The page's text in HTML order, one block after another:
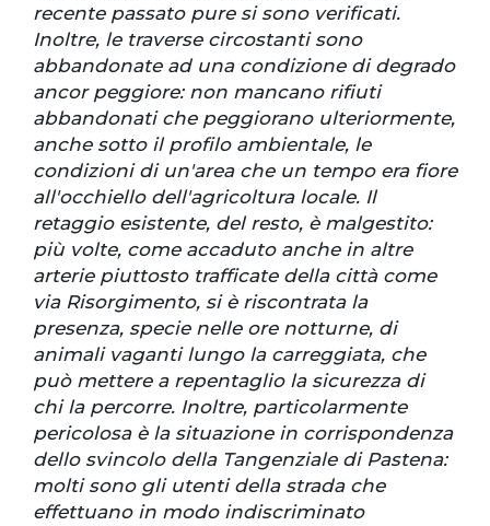
recente passato pure si sono verificati.
Inoltre, le traverse circostanti sono
abbandonate ad una condizione di degrado
ancor peggiore: non mancano rifiuti
abbandonati che peggiorano ulteriormente,
anche sotto il profilo ambientale, le
condizioni di un'area che un tempo era fiore
all'occhiello dell'agricoltura locale. Il
retaggio esistente, del resto, è malgestito:
più volte, come accaduto anche in altre
arterie piuttosto trafficate della città come
via Risorgimento, si è riscontrata la
presenza, specie nelle ore notturne, di
animali vaganti lungo la carreggiata, che
può mettere a repentaglio la sicurezza di
chi la percorre. Inoltre, particolarmente
pericolosa è la situazione in corrispondenza
dello svincolo della Tangenziale di Pastena:
molti sono gli utenti della strada che
effettuano in modo indiscriminato